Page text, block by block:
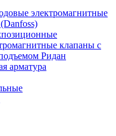
электромагнитные
клапаны с
Ридан
арматура